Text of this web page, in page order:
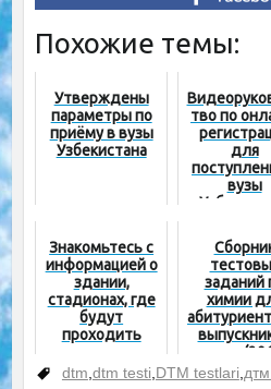
Похожие темы:
Утверждены
параметры по
приёму в вузы
Узбекистана
тво по
для
вузы
Знакомьтесь с
информацией о
здании,
стадионах, где
будут
проходить
испытания!
заданий
химии
школ
dtm,dtm testi,DTM testlari,дтм